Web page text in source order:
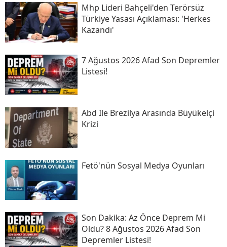
Mhp Lideri Bahçeli'den Terörsüz
Türkiye Yasası Açıklaması: 'herkes
Kazandı'
7 Ağustos 2026 Afad Son Depremler
Listesi!
Abd Ile Brezilya Arasında Büyükelçi
Krizi
Fetö'nün Sosyal Medya Oyunları
Son Daki̇ka: Az Önce Deprem Mi
Oldu? 8 Ağustos 2026 Afad Son
Depremler Listesi!